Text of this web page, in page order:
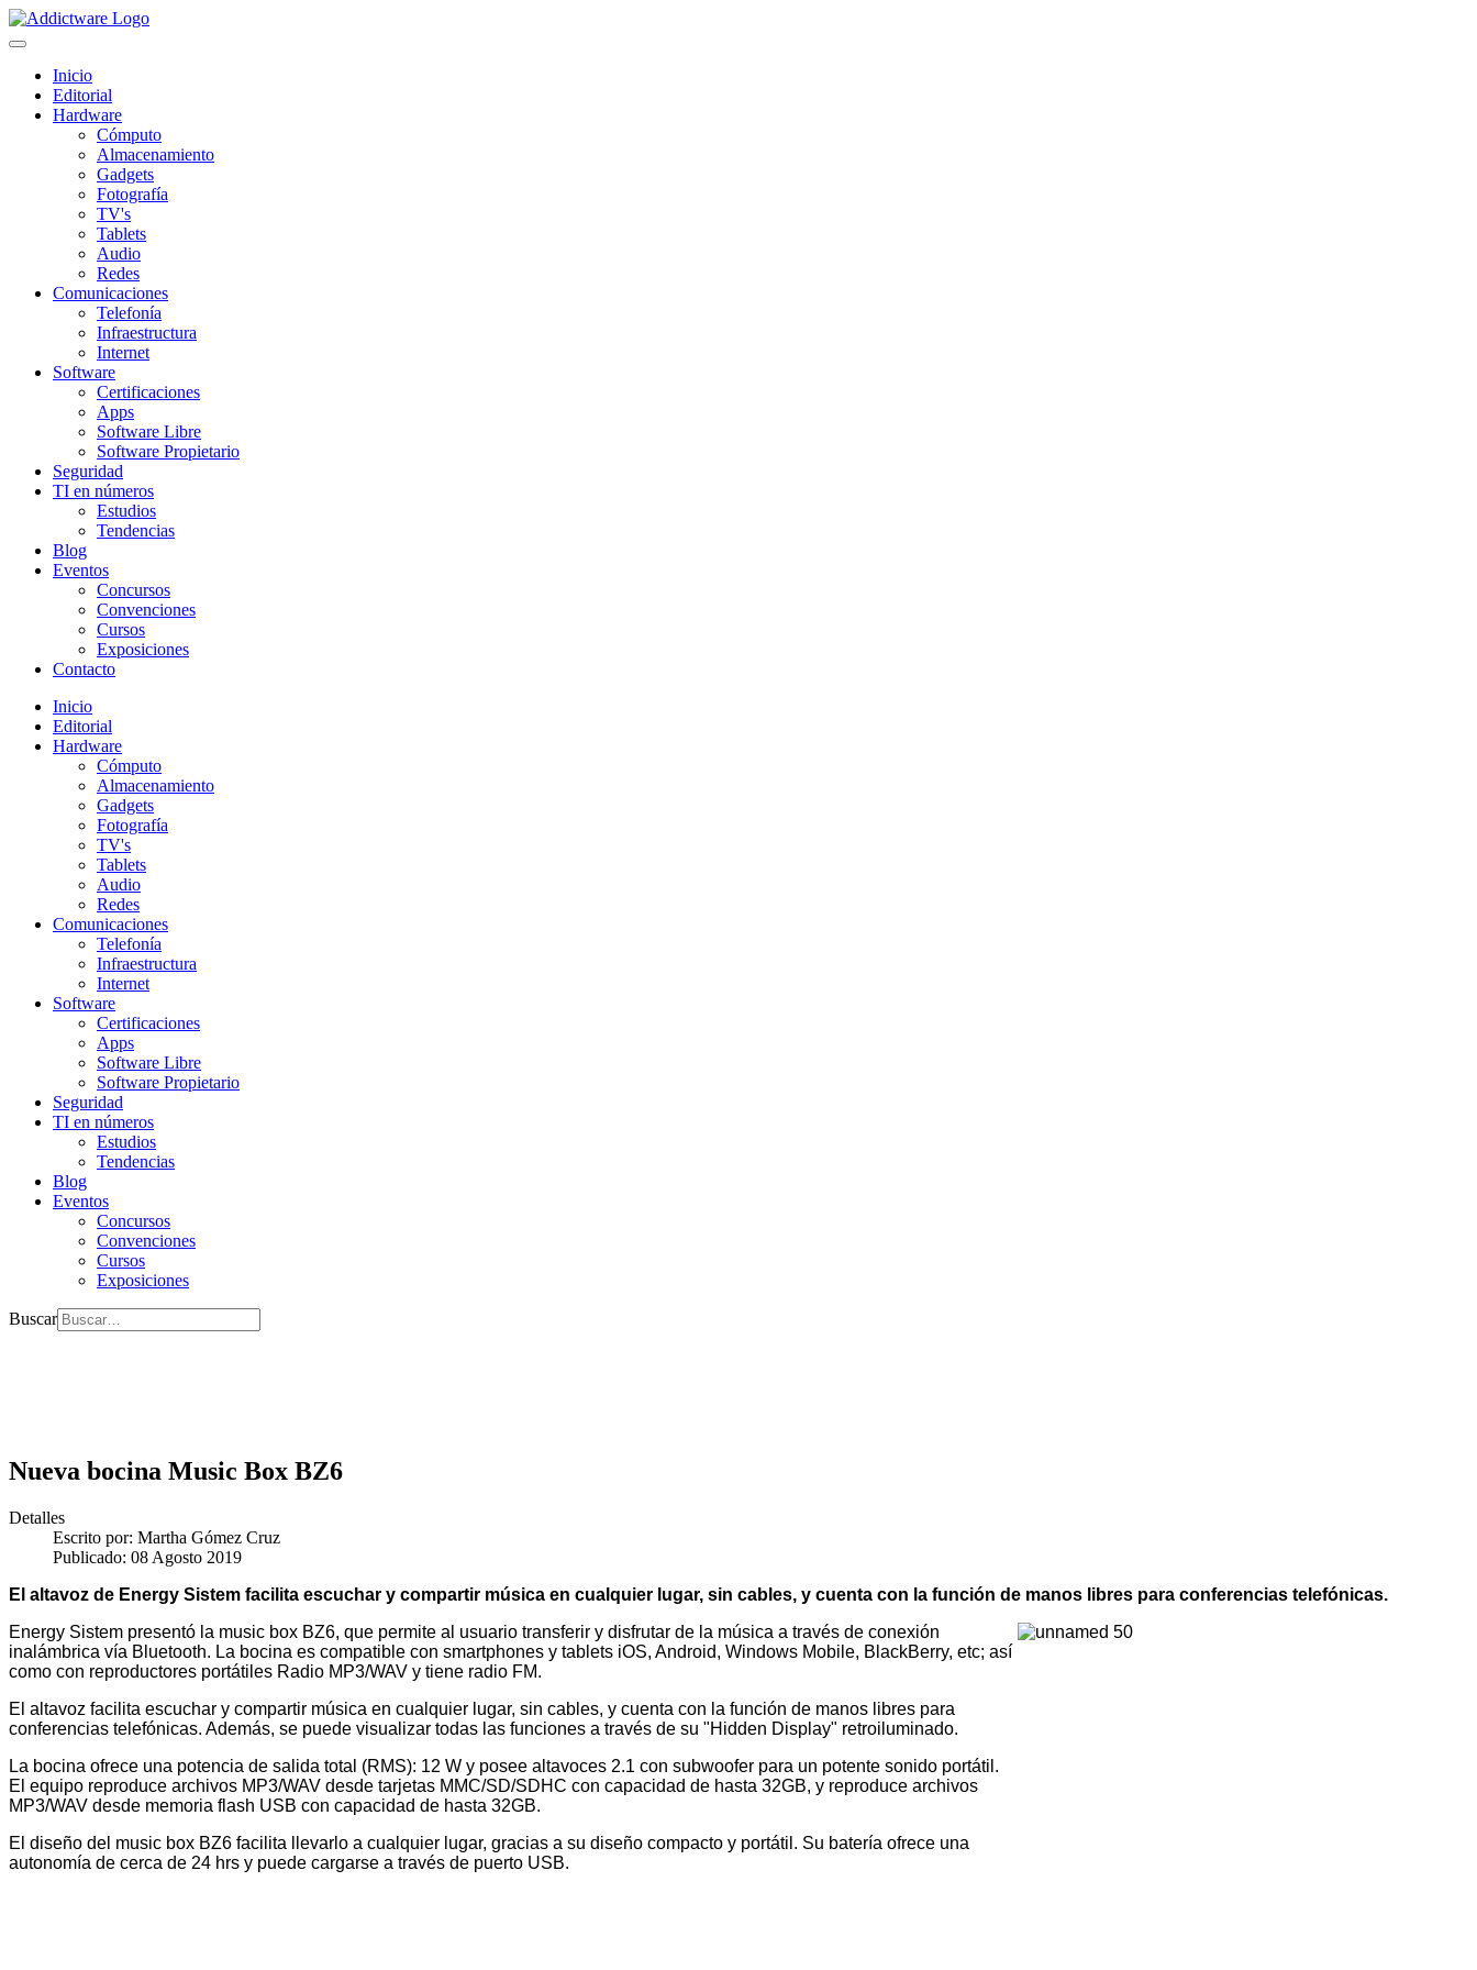
Inicio
Editorial
Hardware
Cómputo
Almacenamiento
Gadgets
Fotografía
TV's
Tablets
Audio
Redes
Comunicaciones
Telefonía
Infraestructura
Internet
Software
Certificaciones
Apps
Software Libre
Software Propietario
Seguridad
TI en números
Estudios
Tendencias
Blog
Eventos
Concursos
Convenciones
Cursos
Exposiciones
Contacto
Inicio
Editorial
Hardware
Cómputo
Almacenamiento
Gadgets
Fotografía
TV's
Tablets
Audio
Redes
Comunicaciones
Telefonía
Infraestructura
Internet
Software
Certificaciones
Apps
Software Libre
Software Propietario
Seguridad
TI en números
Estudios
Tendencias
Blog
Eventos
Concursos
Convenciones
Cursos
Exposiciones
Buscar
Nueva bocina Music Box BZ6
Detalles
Escrito por: Martha Gómez Cruz
Publicado: 08 Agosto 2019
El altavoz de Energy Sistem facilita escuchar y compartir música en cualquier lugar, sin cables, y cuenta con la función de manos libres para conferencias telefónicas.
Energy Sistem presentó la music box BZ6, que permite al usuario transferir y disfrutar de la música a través de conexión
inalámbrica vía Bluetooth. La bocina es compatible con smartphones y tablets iOS, Android, Windows Mobile, BlackBerry, etc; así
como con reproductores portátiles Radio MP3/WAV y tiene radio FM.
El altavoz facilita escuchar y compartir música en cualquier lugar, sin cables, y cuenta con la función de manos libres para
conferencias telefónicas. Además, se puede visualizar todas las funciones a través de su "Hidden Display" retroiluminado.
La bocina ofrece una potencia de salida total (RMS): 12 W y posee altavoces 2.1 con subwoofer para un potente sonido portátil.
El equipo reproduce archivos MP3/WAV desde tarjetas MMC/SD/SDHC con capacidad de hasta 32GB, y reproduce archivos
MP3/WAV desde memoria flash USB con capacidad de hasta 32GB.
El diseño del music box BZ6 facilita llevarlo a cualquier lugar, gracias a su diseño compacto y portátil. Su batería ofrece una
autonomía de cerca de 24 hrs y puede cargarse a través de puerto USB.